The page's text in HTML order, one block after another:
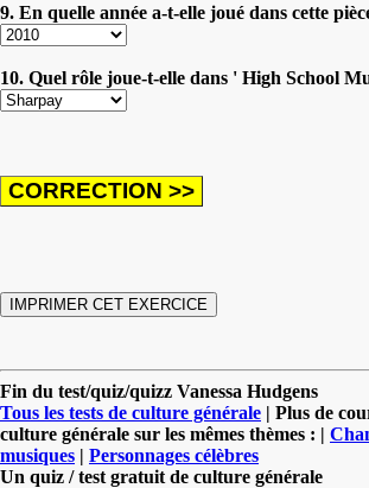
9. En quelle année a-t-elle joué dans cette
10. Quel rôle joue-t-elle dans ' High School
Fin du test/quiz/quizz Vanessa Hudgens
Tous les tests de culture générale | Plus de
culture générale sur les mêmes thèmes : |
musiques | Personnages célèbres
Un quiz / test gratuit de culture générale